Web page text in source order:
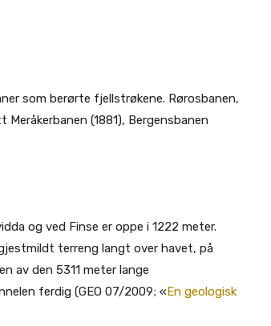
som berørte fjellstrøkene. Rørosbanen,
(1881), Bergensbanen
og ved Finse er oppe i 1222 meter.
terreng langt over havet, på
av den 5311 meter lange
ferdig (GEO 07/2009; «En geologisk